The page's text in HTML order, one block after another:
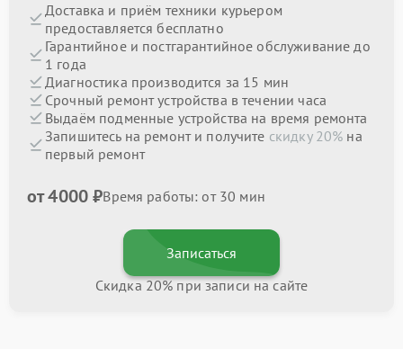
Доставка и приём техники курьером
предоставляется бесплатно
Гарантийное и постгарантийное обслуживание до
1 года
Диагностика производится за 15 мин
Срочный ремонт устройства в течении часа
Выдаём подменные устройства на время ремонта
Запишитесь на ремонт и получите скидку 20% на
первый ремонт
от 4000 ₽Время работы: от 30 мин
Записаться
Скидка 20% при записи на сайте